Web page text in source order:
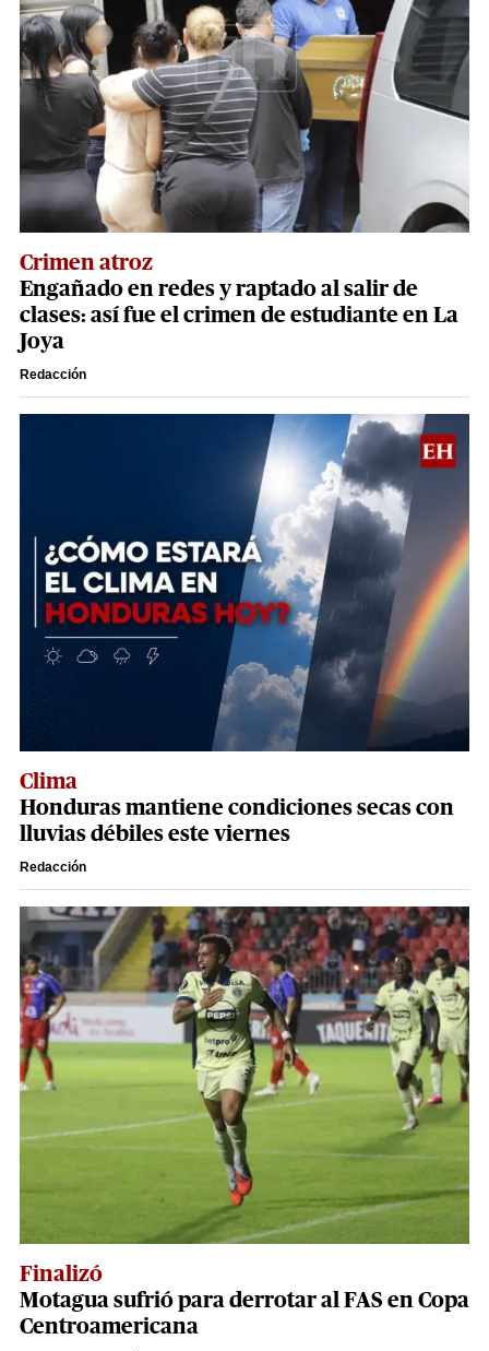
Crimen atroz
Engañado en redes y raptado al salir de
clases: así fue el crimen de estudiante en La
Joya
Redacción
Clima
Honduras mantiene condiciones secas con
lluvias débiles este viernes
Redacción
Finalizó
Motagua sufrió para derrotar al FAS en Copa
Centroamericana